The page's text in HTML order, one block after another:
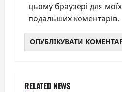
цьому браузері для моїх
подальших коментарів.
RELATED NEWS